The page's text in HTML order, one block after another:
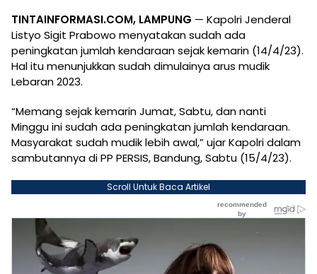
TINTAINFORMASI.COM, LAMPUNG — Kapolri Jenderal
Listyo Sigit Prabowo menyatakan sudah ada
peningkatan jumlah kendaraan sejak kemarin (14/4/23).
Hal itu menunjukkan sudah dimulainya arus mudik
Lebaran 2023.
“Memang sejak kemarin Jumat, Sabtu, dan nanti
Minggu ini sudah ada peningkatan jumlah kendaraan.
Masyarakat sudah mudik lebih awal,” ujar Kapolri dalam
sambutannya di PP PERSIS, Bandung, Sabtu (15/4/23).
Scroll Untuk Baca Artikel